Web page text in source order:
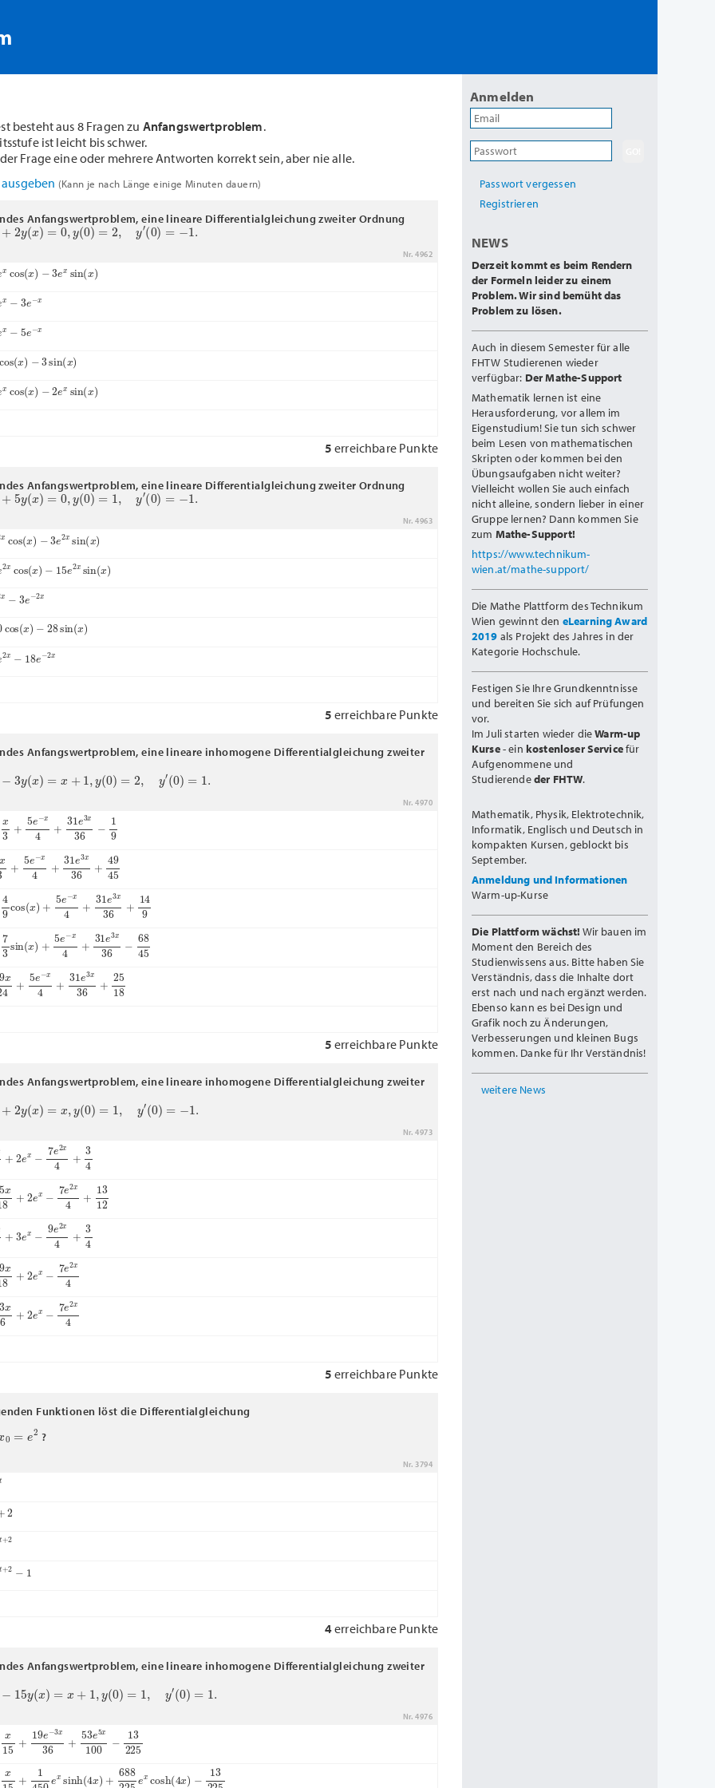
besteht aus 8 Fragen zu Anfangswertproblem.
ist leicht bis schwer.
Frage eine oder mehrere Antworten korrekt sein, aber nie alle.
ausgeben (Kann je nach Länge einige Minuten dauern)
Anfangswertproblem, eine lineare Differentialgleichung zweiter Ordnung
2y(x )=0,y(0)=2,y′(0)=−1.
Nr. 4962
cos x − x sin (x )
− −
− −
x) − sin x
cos x − x sin (x )
5 erreichbare Punkte
Anfangswertproblem, eine lineare Differentialgleichung zweiter Ordnung
5y(x )=0,y(0)=1,y′(0)=−1.
Nr. 4963
cos x − 2 xsin x)
xcos x − 15e2 xsin x
− e− 2x
x) − sin (x )
x− 18 e− 2x
5 erreichbare Punkte
Anfangswertproblem, eine lineare inhomogene Differentialgleichung zweiter
(x = x )= ,y′ =
Nr. 4970
+ −x4+31 3x36 9
+ −x4+ e3x36 4945
9cos x + −x4+ e3x36 149
3sin x + −x4+ e3x36 6845
24 e−x4 31e3x36 25
5 erreichbare Punkte
Anfangswertproblem, eine lineare inhomogene Differentialgleichung zweiter
(x = x 1,y )
Nr. 4973
x−7 x4+3
18 2e x− e2x4 1312
x−9 x4+3
18 2e x− e2x4
6+ ex −7 2x4
5 erreichbare Punkte
Funktionen löst die Differentialgleichung
2 ?
Nr. 3794
2
2−
4erreichbare Punkte
Anfangswertproblem, eine lineare inhomogene Differentialgleichung zweiter
y (x )= x ) ,y′ =
Nr. 4976
15+ e−3x36 53e5x −13
15+ 450 sinh ( 4 + 688225 e cosh 4
Anmelden
Passwort vergessen
Registrieren
NEWS
Derzeit kommt es beim Rendern
der Formeln leider zu einem
Problem. Wir sind bemüht das
Problem zu lösen.
Auch in diesem Semester für alle
FHTW Studierenen wieder
verfügbar: Der Mathe-Support
Mathematik lernen ist eine
Herausforderung, vor allem im
Eigenstudium! Sie tun sich schwer
beim Lesen von mathematischen
Skripten oder kommen bei den
Übungsaufgaben nicht weiter?
Vielleicht wollen Sie auch einfach
nicht alleine, sondern lieber in einer
Gruppe lernen? Dann kommen Sie
zum Mathe-Support!
https://www.technikum-
wien.at/mathe-support/
Die Mathe Plattform des Technikum
Wien gewinnt den eLearning Award
2019 als Projekt des Jahres in der
Kategorie Hochschule.
Festigen Sie Ihre Grundkenntnisse
und bereiten Sie sich auf Prüfungen
vor.
Im Juli starten wieder dieWarm-up
Kurse- ein kostenloser Servicefür
Aufgenommene und
Studierendeder FHTW.
Mathematik, Physik, Elektrotechnik,
Informatik, Englisch und Deutsch in
kompakten Kursen, geblockt bis
September.
Anmeldung und Informationen
Warm-up-Kurse
Die Plattform wächst! Wir bauen im
Moment den Bereich des
Studienwissens aus. Bitte haben Sie
Verständnis, dass die Inhalte dort
erst nach und nach ergänzt werden.
Ebenso kann es bei Design und
Grafik noch zu Änderungen,
Verbesserungen und kleinen Bugs
kommen. Danke für Ihr Verständnis!
weitere News